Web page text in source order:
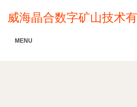
威海晶合数字矿山技术
MENU